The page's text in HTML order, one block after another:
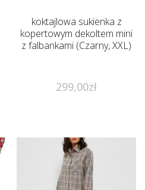
koktajlowa sukienka z
kopertowym dekoltem mini
z falbankami (Czarny, XXL)
299,00zł